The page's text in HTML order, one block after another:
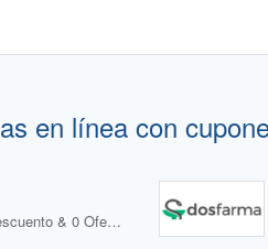
en línea con
1 Cupón descuento & 0 Ofertas